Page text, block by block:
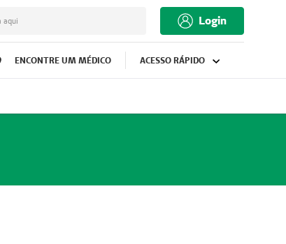
aqui Login
ENCONTRE UM MÉDICO ACESSO RÁPIDO